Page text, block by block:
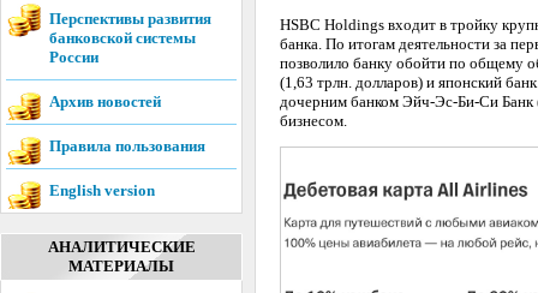
Перспективы развития
банковской системы
России
Архив новостей
Правила пользования
English version
АНАЛИТИЧЕСКИЕ
МАТЕРИАЛЫ
HSBC Holdings входит в тройку
банка. По итогам деятельности за
позволило банку обойти по общему
(1,63 трлн. долларов) и японский
дочерним банком Эйч-Эс-Би-Си Банк
бизнесом.